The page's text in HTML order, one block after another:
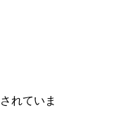
れていま